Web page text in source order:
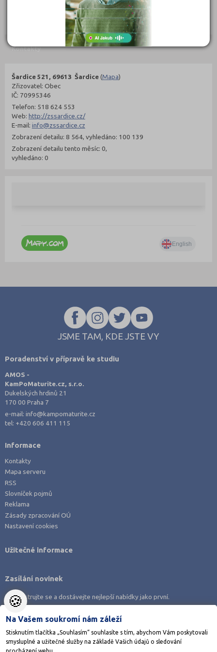
299 Kč
Objednat
Kontakty
Šardice 521, 69613 Šardice(Mapa)
Zřizovatel: Obec
IČ: 70995346
Telefon: 518 624 553
Web: http://zssardice.cz/
E-mail: info@zssardice.cz
Zobrazení detailu: 8 564, vyhledáno: 100 139
Zobrazení detailu tento měsíc: 0,
vyhledáno: 0
JSME TAM, KDE JSTE VY
Poradenství v přípravě ke studiu
AMOS -
KamPoMaturite.cz, s.r.o.
Dukelských hrdinů 21
170 00 Praha 7
e-mail:info@kampomaturite.cz
tel: +420 606 411 115
Informace
Kontakty
Mapa serveru
RSS
Slovníček pojmů
Reklama
Zásady zpracování OÚ
Nastavení cookies
Stáhněte si aplikaci Adresář škol
Užitečné informace
Zasílání novinek
Zaregistrujte se a dostávejte nejlepší nabídky jako první.
🍪
Na Vašem soukromí nám záleží
Stisknutím tlačítka „Souhlasím“ souhlasíte s tím, abychom Vám poskytovali
smysluplné a užitečné služby na základě Vašich údajů o sledování